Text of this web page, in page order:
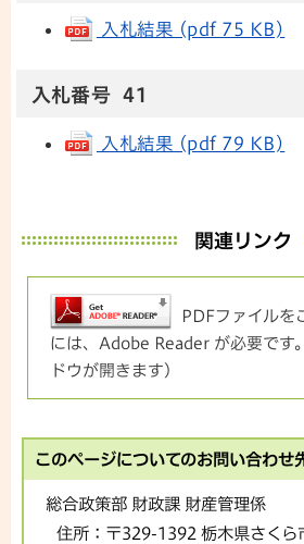
入札結果 (pdf 75 KB)
入札番号 41
入札結果 (pdf 79 KB)
関連リンク
PDFファイルを
には、Adobe Reader が必要です
ドウが開きます）
このページについてのお問い合わせ
総合政策部 財政課 財産管理係
住所： 〒329-1392 栃木県さくら